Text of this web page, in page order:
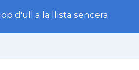
d'ull a la llista sencera